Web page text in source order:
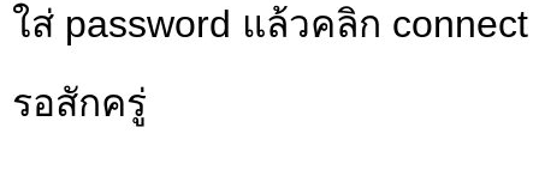
ใส่ password แล้วคลิก connect
รอสักครู่